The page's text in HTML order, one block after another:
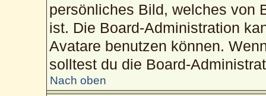
persönliches Bild, welches von
ist. Die Board-Administration
Avatare benutzen können.
solltest du die Board-
Nach oben